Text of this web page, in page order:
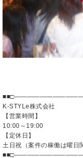
K-STYLe株式会社
【営業時間】
10:00～19:00
【定休日】
土日祝（案件の稼働は曜日